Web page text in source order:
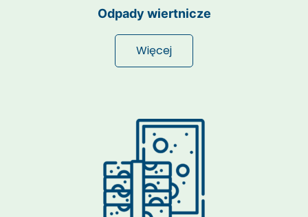
Odpady wiertnicze
Więcej